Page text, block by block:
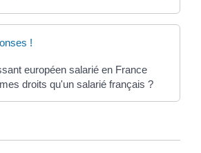
!
européen salarié en France
droits qu'un salarié français ?